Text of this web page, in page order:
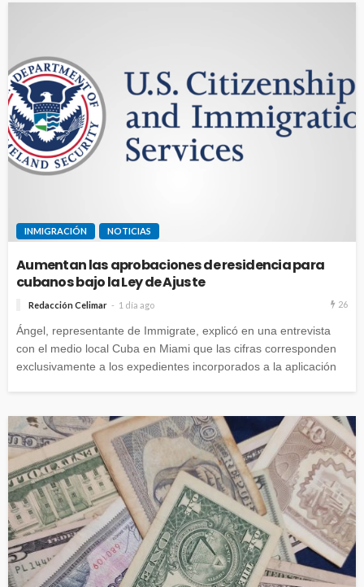
INMIGRACIÓN NOTICIAS
Aumentan las aprobaciones de residencia para
cubanos bajo la Ley de Ajuste
Redacción Celimar 1 día ago 26
Ángel, representante de Immigrate, explicó en una entrevista
con el medio local Cuba en Miami que las cifras corresponden
exclusivamente a los expedientes incorporados a la aplicación